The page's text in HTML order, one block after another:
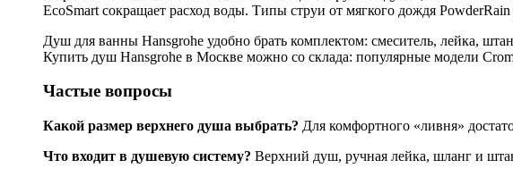
EcoSmart сокращает расход воды. Типы струи от мягкого дождя
Душ для ванны Hansgrohe удобно брать комплектом: смеситель, лейка,
Купить душ Hansgrohe в Москве можно со склада: популярные модели
Частые вопросы
Какой размер верхнего душа выбрать? Для комфортного «ливня»
Что входит в душевую систему? Верхний душ, ручная лейка, шланг и